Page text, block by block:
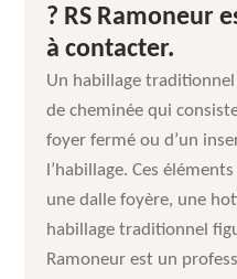
? RS Ramoneur
à contacter.
Un habillage
de cheminée qui
foyer fermé ou d’un
l’habillage. Ces
une dalle foyère, une
habillage traditionnel
Ramoneur est un